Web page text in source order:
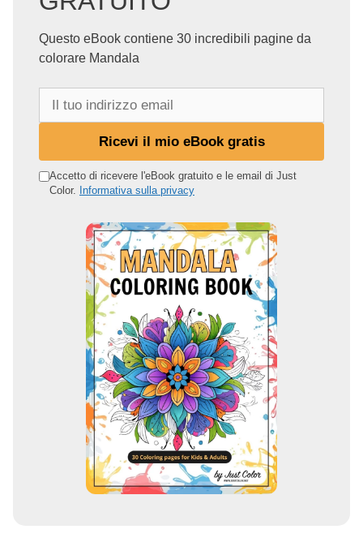
Questo eBook contiene 30 incredibili pagine da
colorare Mandala
o
Ricevi il mio eBook gratis
Accetto di ricevere l'eBook gratuito e le email di Just
Color. Informativa sulla privacy